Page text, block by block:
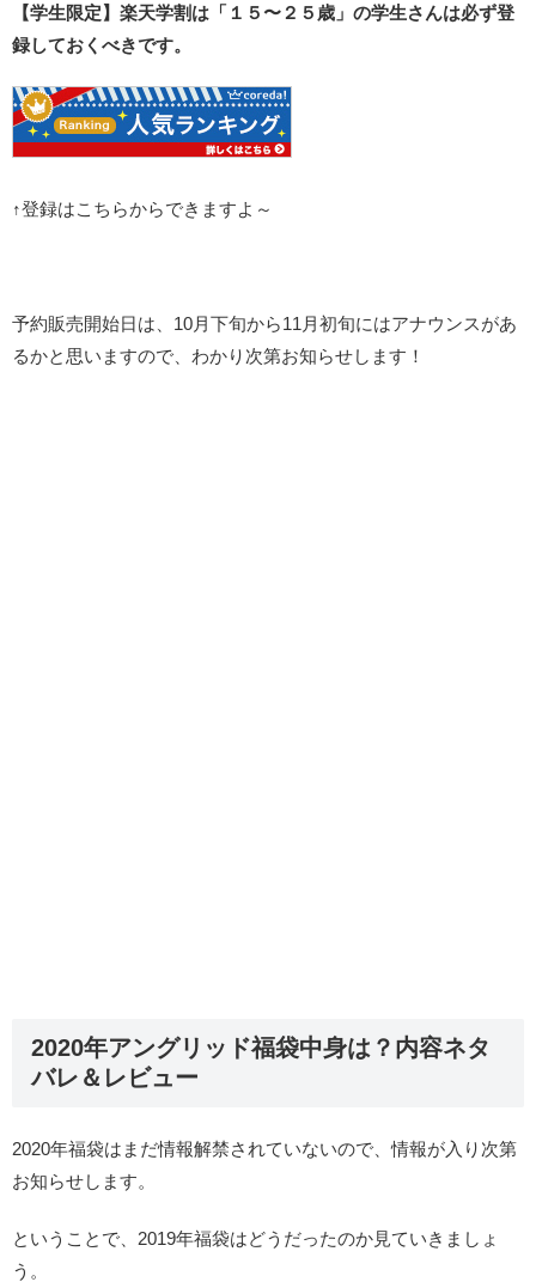
【学生限定】楽天学割は「１５〜２５歳」の学生さんは必ず登
録しておくべきです。
↑登録はこちらからできますよ～
予約販売開始日は、10月下旬から11月初旬にはアナウンスがあ
るかと思いますので、わかり次第お知らせします！
2020年アングリッド福袋中身は？内容ネタ
バレ＆レビュー
2020年福袋はまだ情報解禁されていないので、情報が入り次第
お知らせします。
ということで、2019年福袋はどうだったのか見ていきましょ
う。